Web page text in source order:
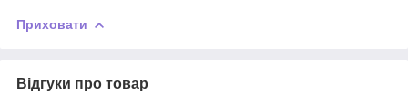
Приховати
Відгуки про товар